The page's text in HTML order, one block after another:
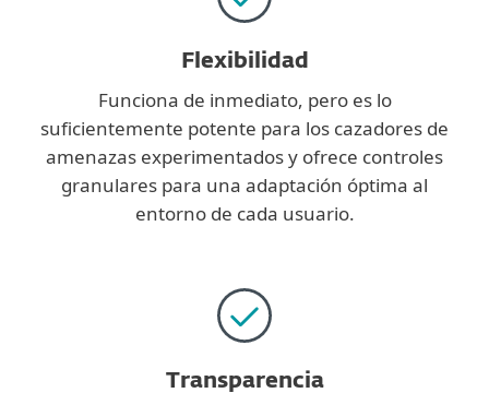
Flexibilidad
Funciona de inmediato, pero es lo
suficientemente potente para los cazadores de
amenazas experimentados y ofrece controles
granulares para una adaptación óptima al
entorno de cada usuario.
Transparencia